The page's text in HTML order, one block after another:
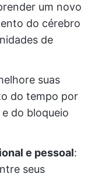
um novo
do cérebro
de
suas
do tempo por
do bloqueio
e pessoal:
seus